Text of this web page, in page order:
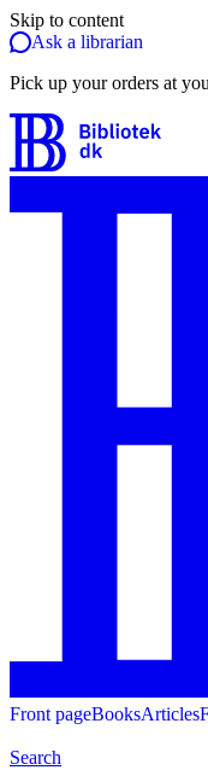
Skip to content
Ask a librarian
Pick up your orders at
Front pageBooksArticles
Search